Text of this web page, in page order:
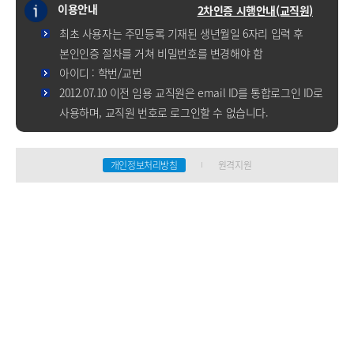
이용안내
2차인증 시행안내(교직원)
최초 사용자는 주민등록 기재된 생년월일 6자리 입력 후
본인인증 절차를 거쳐 비밀번호를 변경해야 함
아이디 : 학번/교번
2012.07.10 이전 임용 교직원은 email ID를 통합로그인 ID로
사용하며, 교직원 번호로 로그인할 수 없습니다.
개인정보처리방침 원격지원